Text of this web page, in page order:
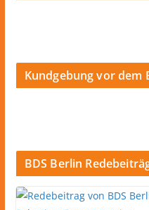
Kundgebung vor dem
BDS Berlin